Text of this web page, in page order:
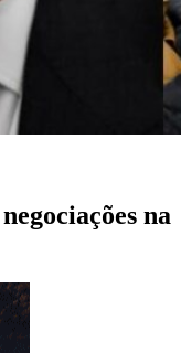
na